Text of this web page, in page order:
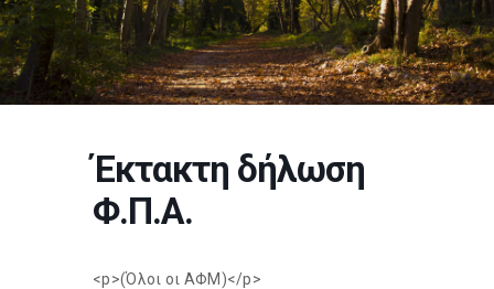
Έκτακτη δήλωση
Φ.Π.Α.
<p>(Όλοι οι ΑΦΜ)</p>